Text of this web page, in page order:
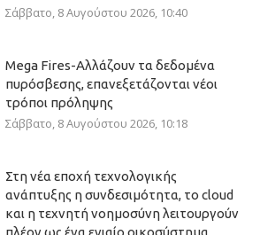
Σάββατο, 8 Αυγούστου 2026, 10:40
Mega Fires-Αλλάζουν τα δεδομένα
πυρόσβεσης, επανεξετάζονται νέοι
τρόποι πρόληψης
Σάββατο, 8 Αυγούστου 2026, 10:18
Στη νέα εποχή τεχνολογικής
ανάπτυξης η συνδεσιμότητα, το cloud
και η τεχνητή νοημοσύνη λειτουργούν
πλέον ως ένα ενιαίο οικοσύστημα